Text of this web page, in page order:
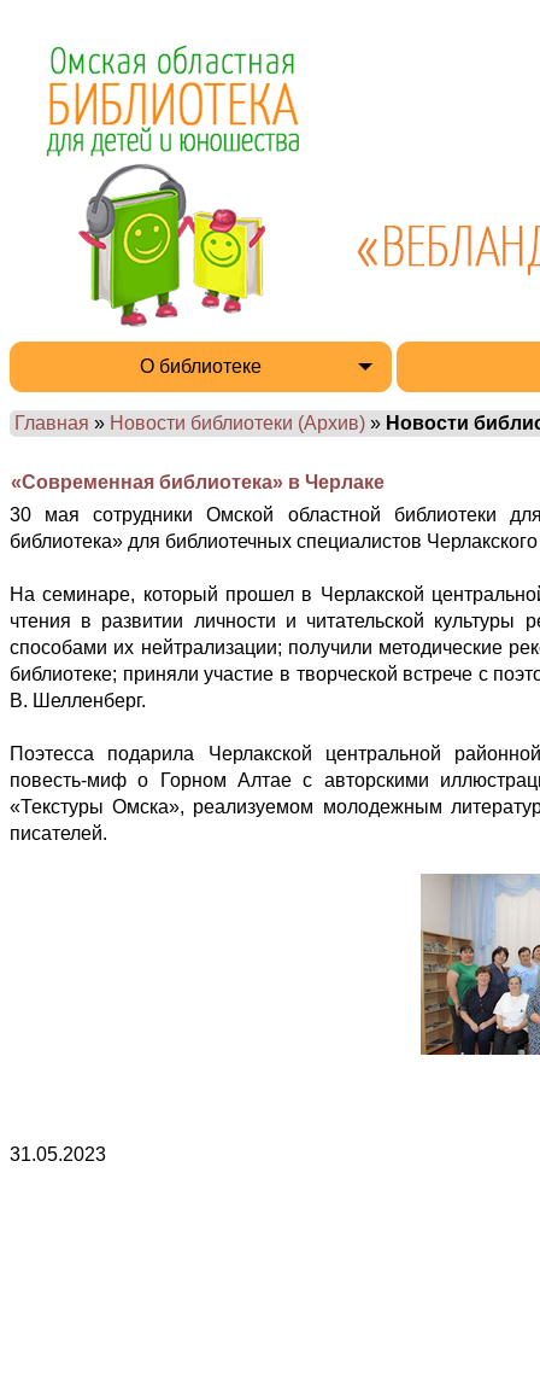
О библиотеке
Главная » Новости библиотеки (Архив) » Новости
«Современная библиотека» в Черлаке
30 мая сотрудники Омской областной библиотеки
библиотека» для библиотечных специалистов
На семинаре, который прошел в Черлакской
чтения в развитии личности и читательской
способами их нейтрализации; получили методические
библиотеке; приняли участие в творческой встрече с
В. Шелленберг.
Поэтесса подарила Черлакской центральной
повесть-миф о Горном Алтае с авторскими
«Текстуры Омска», реализуемом молодежным
писателей.
31.05.2023